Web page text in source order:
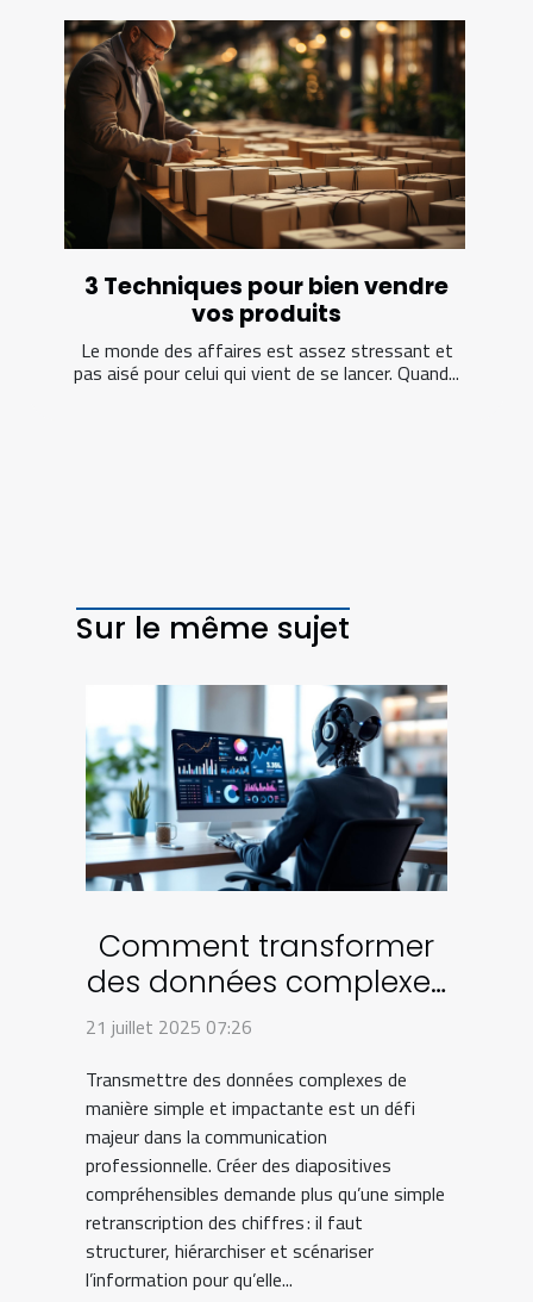
3 Techniques pour bien vendre
vos produits
Le monde des affaires est assez stressant et
pas aisé pour celui qui vient de se lancer. Quand...
Sur le même sujet
Comment transformer
des données complexes
en diapositives
21 juillet 2025 07:26
Transmettre des données complexes de
manière simple et impactante est un défi
majeur dans la communication
professionnelle. Créer des diapositives
compréhensibles demande plus qu’une simple
retranscription des chiffres : il faut
structurer, hiérarchiser et scénariser
l’information pour qu’elle...